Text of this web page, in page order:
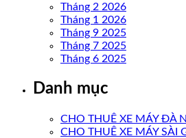
Tháng 2 2026
Tháng 1 2026
Tháng 9 2025
Tháng 7 2025
Tháng 6 2025
Danh mục
CHO THUÊ XE MÁY ĐÀ
CHO THUÊ XE MÁY SÀI